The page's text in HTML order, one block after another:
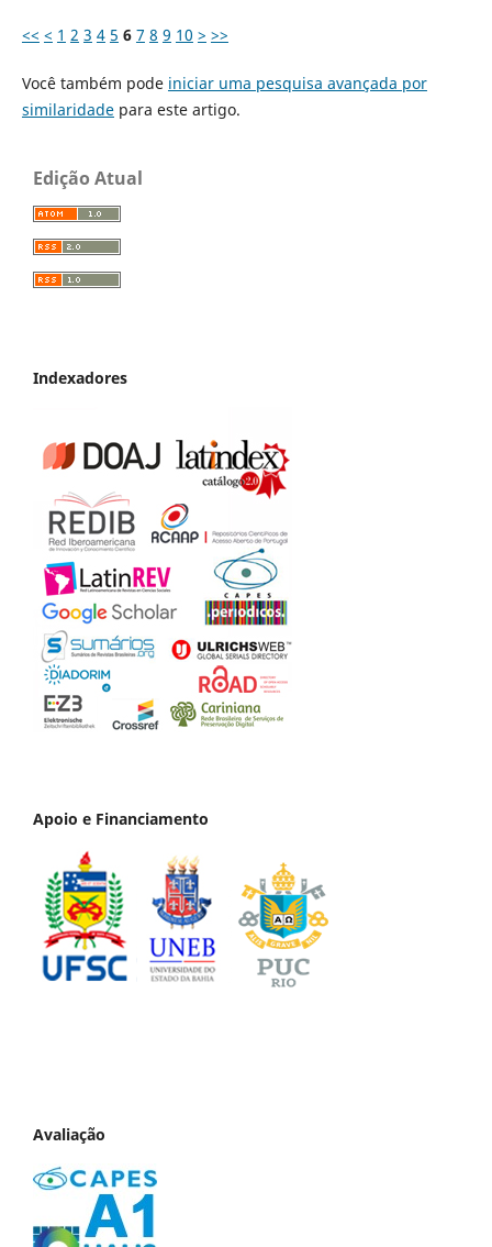
<< < 1 2 3 4 5 6 7 8 9 10 > >>
Você também pode iniciar uma pesquisa avançada por
similaridadepara este artigo.
Edição Atual
Indexadores
Apoio e Financiamento
Avaliação